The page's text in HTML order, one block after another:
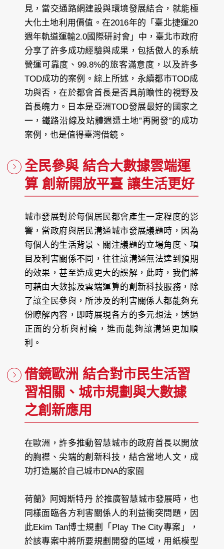
見，當交通路網建設與環境發展結合，就能極
大化土地利用價值。在2016年的「臺北捷運20
週年軌道運輸2.0國際研討會」中，臺北市政府
分享了許多成功經驗與成果，包括傲人的系統
營運可靠度、99.8%的旅客滿意度，以及許多
TOD成功的案例。綜上所述，永續都市TOD成
功與否，在於都會首長是否具前瞻性的視野及
首長魄力。日本是亞洲TOD發展最好的國家之
一，鐵路沿線及站體週遭土地”再開發”的成功
案例，也是值得臺灣借鏡。
全民參與 結合大數據雲端運
算 創新開放平臺 讓生活更好
城市發展對於每個居民都會產生一定程度的影
響，當政府與居民溝通城市發展議題時，因為
每個人的生活背景、關注議題的立場角度、項
目及利害關係不同，往往讓溝通無法達到預期
的效果，甚至造成更大的誤解，此時，我們將
可藉由大數據及雲端運算的創新科技服務，除
了讓全民參與，所涉及的利害關係人都能夠充
份瞭解內容，即時展現各方的多元想法，透過
正面的分析與討論，進而能夠讓溝通更加順
利。
借鏡歐洲 結合對市民生活習
習相關、城市規劃與大數據
之創新應用
在歐洲，許多推動智慧城市的政府首長以開放
的胸襟、尖端的創新科技，結合當地人文，成
功打造屬於自己城市DNA的家園
荷蘭》阿姆斯特丹於推廣智慧城市發展時，也
同樣面臨各方利害關係人的利益衝突問題，因
此Ekim Tan博士規劃「Play The City專案」，
於該專案中將所要規劃開發的區域，用紙模型